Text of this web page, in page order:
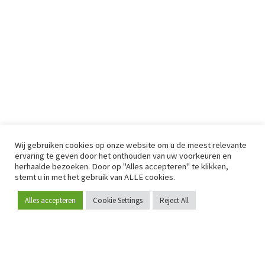
Word lid
Wij gebruiken cookies op onze website om u de meest relevante
ervaring te geven door het onthouden van uw voorkeuren en
herhaalde bezoeken. Door op "Alles accepteren" te klikken,
stemt u in met het gebruik van ALLE cookies.
Alles accepteren Cookie Settings Reject All